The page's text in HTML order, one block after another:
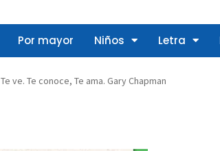
Por mayor Niños Letra
Te ve. Te conoce, Te ama. Gary Chapman